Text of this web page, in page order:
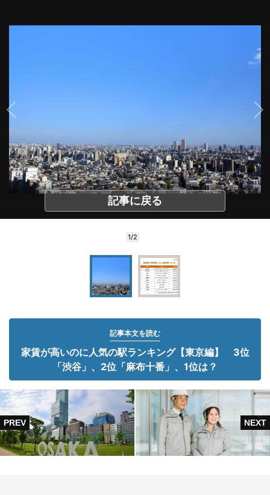
記事に戻る
1/2
記事本文を読む
家賃が高いのに人気の駅ランキング【東京編】 3位
「渋谷」、2位「麻布十番」、1位は？